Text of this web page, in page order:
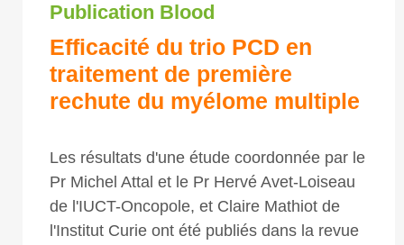
Publication Blood
Efficacité du trio PCD en
traitement de première
rechute du myélome multiple
Les résultats d'une étude coordonnée par le
Pr Michel Attal et le Pr Hervé Avet-Loiseau
de l'IUCT-Oncopole, et Claire Mathiot de
l'Institut Curie ont été publiés dans la revue